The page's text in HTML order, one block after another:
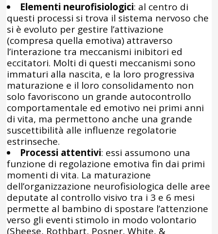
Elementi neurofisiologici: al centro di
questi processi si trova il sistema nervoso che
si è evoluto per gestire l’attivazione
(compresa quella emotiva) attraverso
l’interazione tra meccanismi inibitori ed
eccitatori. Molti di questi meccanismi sono
immaturi alla nascita, e la loro progressiva
maturazione e il loro consolidamento non
solo favoriscono un grande autocontrollo
comportamentale ed emotivo nei primi anni
di vita, ma permettono anche una grande
suscettibilità alle influenze regolatorie
estrinseche.
Processi attentivi: essi assumono una
funzione di regolazione emotiva fin dai primi
momenti di vita. La maturazione
dell’organizzazione neurofisiologica delle aree
deputate al controllo visivo tra i 3 e 6 mesi
permette al bambino di spostare l’attenzione
verso gli eventi stimolo in modo volontario
(Sheese, Rothbart, Posner, White, &